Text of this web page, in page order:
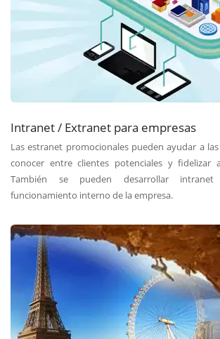
Intranet / Extranet para empresas
Las estranet promocionales pueden ayudar a
conocer entre clientes potenciales y fidelizar
También se pueden desarrollar
funcionamiento interno de la empresa.